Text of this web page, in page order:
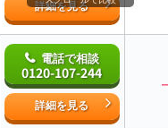
詳細を見る
電話で相談
0120-107-244
詳細を見る